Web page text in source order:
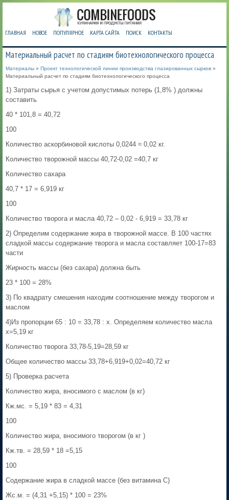
ГЛАВНАЯ НОВОЕ ПОПУЛЯРНОЕ КАРТА САЙТА ПОИСК КОНТАКТЫ
Материальный расчет по стадиям биотехнологического процесса
Материалы » Проект технологической линии производства глазированных сырков »
Материальный расчет по стадиям биотехнологического процесса
1) Затраты сырья с учетом допустимых потерь (1,8% ) должны
составить
40 * 101,8 = 40,72
100
Количество аскорбиновой кислоты 0,0244 ≈ 0,02 кг.
Количество творожной массы 40,72-0,02 =40,7 кг
Количество сахара
40,7 * 17 = 6,919 кг
100
Количество творога и масла 40,72 – 0,02 - 6,919 = 33,78 кг
2) Определим содержание жира в творожной массе. В 100 частях
сладкой массы содержание творога и масла составляет 100-17=83
части
Жирность массы (без сахара) должна быть
23 * 100 = 28%
3) По квадрату смешения находим соотношение между творогом и
маслом
4)Из пропорции 65 : 10 = 33,78 : x. Определяем количество масла
x=5,19 кг
Количество творога 33,78-5,19=28,59 кг
Общее количество массы 33,78+6,919+0,02=40,72 кг
5) Проверка расчета
Количество жира, вносимого с маслом (в кг)
Кж.мс. = 5,19 * 83 = 4,31
100
Количество жира, вносимого творогом (в кг )
Кж.тв. = 28,59 * 18 =5,15
100
Содержание жира в сладкой массе (без витамина С)
Жс.м. = (4,31 +5,15) * 100 = 23%